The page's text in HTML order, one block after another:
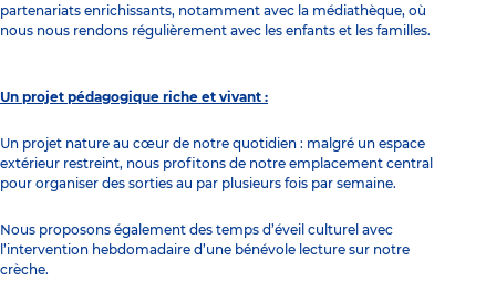
partenariats enrichissants, notamment avec la médiathèque, où
nous nous rendons régulièrement avec les enfants et les familles.
Un projet pédagogique riche et vivant :
Un projet nature au cœur de notre quotidien : malgré un espace
extérieur restreint, nous profitons de notre emplacement central
pour organiser des sorties au par plusieurs fois par semaine.
Nous proposons également des temps d’éveil culturel avec
l’intervention hebdomadaire d’une bénévole lecture sur notre
crèche.